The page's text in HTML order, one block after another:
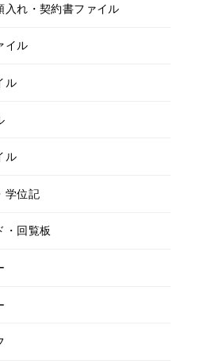
入れ・契約書ファイル
イル
ル
ル
学位記
・回覧板